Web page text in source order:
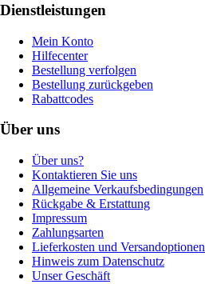
Dienstleistungen
Mein Konto
Hilfecenter
Bestellung verfolgen
Bestellung zurückgeben
Rabattcodes
Über uns
Über uns?
Kontaktieren Sie uns
Allgemeine Verkaufsbedingungen
Rückgabe & Erstattung
Impressum
Zahlungsarten
Lieferkosten und Versandoptionen
Hinweis zum Datenschutz
Unser Geschäft